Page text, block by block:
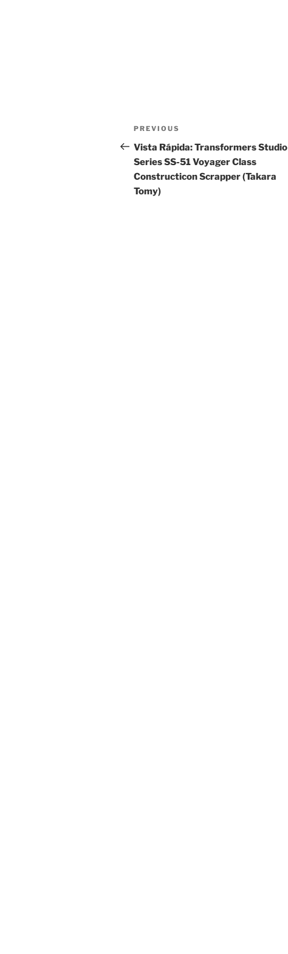
Post
navigation
Previous
Post
PREVIOUS
Vista Rápida: Transformers Studio
Series SS-51 Voyager Class
Constructicon Scrapper (Takara
Tomy)